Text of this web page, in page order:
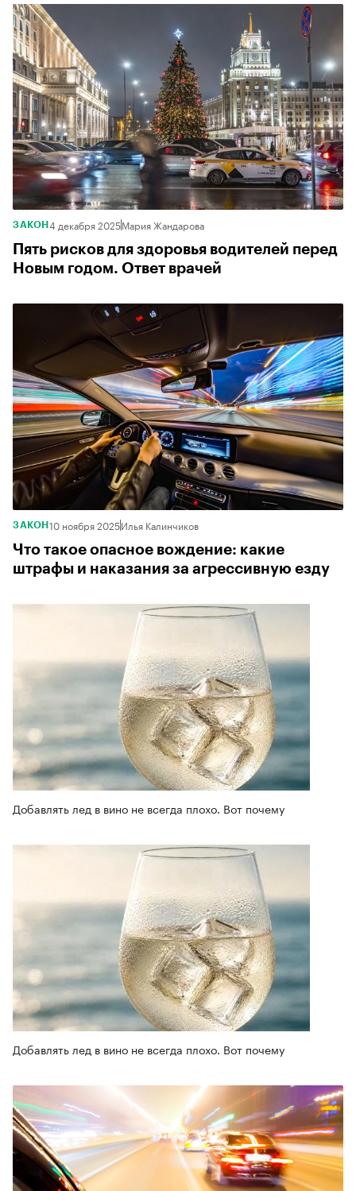
ЗАКОН 4 декабря 2025Мария Жандарова
Пять рисков для здоровья водителей перед
Новым годом. Ответ врачей
ЗАКОН 10 ноября 2025Илья Калинчиков
Что такое опасное вождение: какие
штрафы и наказания за агрессивную езду
Добавлять лед в вино не всегда плохо. Вот почему
Добавлять лед в вино не всегда плохо. Вот почему